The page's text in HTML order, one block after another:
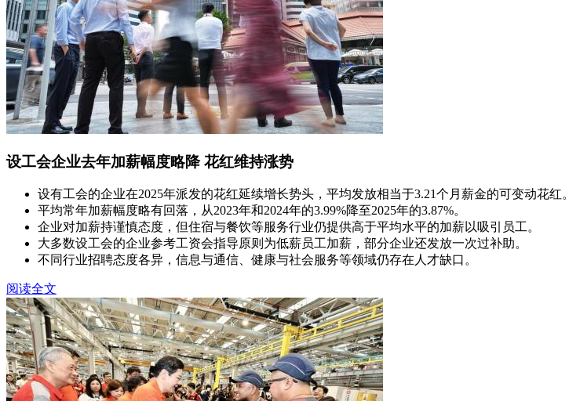
设工会企业去年加薪幅度略降 花红维持涨势
设有工会的企业在2025年派发的花红延续增长势头，平均发放相当于3.21个月薪金的可变动花红。
平均常年加薪幅度略有回落，从2023年和2024年的3.99%降至2025年的3.87%。
企业对加薪持谨慎态度，但住宿与餐饮等服务行业仍提供高于平均水平的加薪以吸引员工。
大多数设工会的企业参考工资会指导原则为低薪员工加薪，部分企业还发放一次过补助。
不同行业招聘态度各异，信息与通信、健康与社会服务等领域仍存在人才缺口。
阅读全文